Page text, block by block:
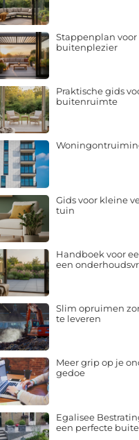
Stappenplan
buitenplezier
Praktische gids
buitenruimte
Gids voor kleine
tuin
Handboek voor
een
Slim opruimen
te leveren
Meer grip op je
gedoe
Egalisee
een perfecte